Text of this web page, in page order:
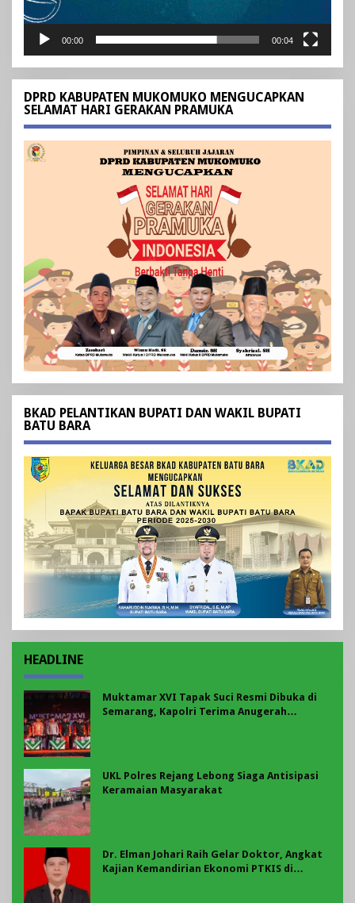
00:00 00:04
DPRD KABUPATEN MUKOMUKO MENGUCAPKAN
SELAMAT HARI GERAKAN PRAMUKA
BKAD PELANTIKAN BUPATI DAN WAKIL BUPATI
BATU BARA
HEADLINE
Muktamar XVI Tapak Suci Resmi Dibuka di
Semarang, Kapolri Terima Anugerah
UKL Polres Rejang Lebong Siaga Antisipasi
Keramaian Masyarakat
Dr. Elman Johari Raih Gelar Doktor, Angkat
Kajian Kemandirian Ekonomi PTKIS di